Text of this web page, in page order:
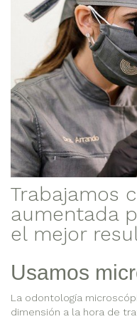
Trabajamos
aumentada
el mejor
Usamos
La odontología
dimensión a la hora de